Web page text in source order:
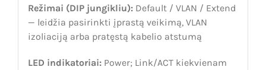
Režimai (DIP jungikliu):Default / VLAN / Extend
— leidžia pasirinkti įprastą veikimą, VLAN
izoliaciją arba pratęstą kabelio atstumą
LED indikatoriai:Power; Link/ACT kiekvienam